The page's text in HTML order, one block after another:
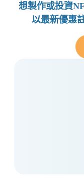
想製作或投資
以最新優惠